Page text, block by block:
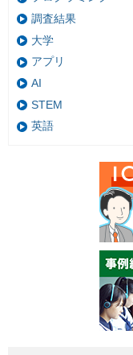
調査結果
大学
アプリ
AI
STEM
英語